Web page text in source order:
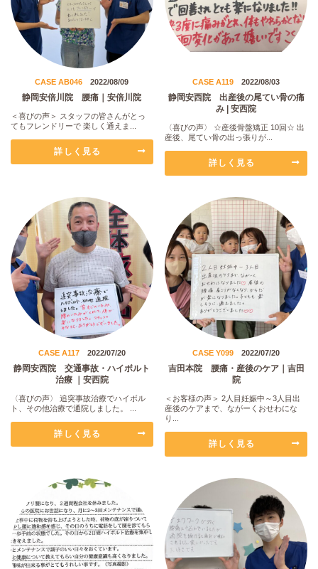
CASE AB046 2022/08/09
静岡安倍川院 腰痛｜安倍川院
＜喜びの声＞ スタッフの皆さんがとっ
てもフレンドリーで 楽しく通えま...
詳しく見る
CASE A119 2022/08/03
静岡安西院 出産後の尾てい骨の痛
み | 安西院
〈喜びの声〉 ☆産後骨盤矯正 10回☆ 出
産後、尾てい骨の出っ張りが...
詳しく見る
CASE A117 2022/07/20
静岡安西院 交通事故・ハイボルト
治療 ｜安西院
〈喜びの声〉 追突事故治療でハイボル
ト、その他治療で通院しました。 ...
詳しく見る
CASE Y099 2022/07/20
吉田本院 腰痛・産後のケア｜吉田
院
＜お客様の声＞ 2人目妊娠中～3人目出
産後のケアまで、ながーくおせわにな
り...
詳しく見る